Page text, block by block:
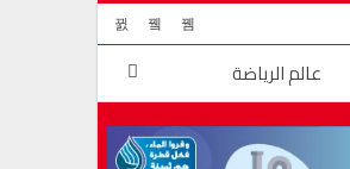
عالم الرياضة
قضايا المجتمع